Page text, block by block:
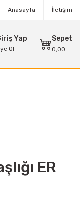
Anasayfa İletişim
Yap
Ol
Sepet
0,00
ER